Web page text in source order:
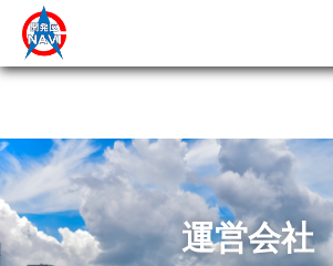
運営会社